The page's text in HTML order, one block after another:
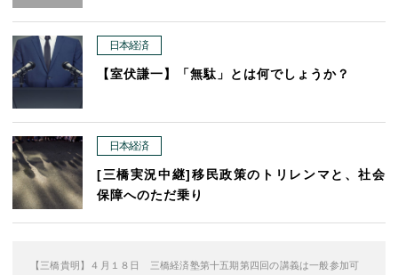
日本経済
【室伏謙一】「無駄」とは何でしょうか？
日本経済
[三橋実況中継]移民政策のトリレンマと、社会
保障へのただ乗り
【三橋貴明】４月１８日 三橋経済塾第十五期第四回の講義は一般参加可